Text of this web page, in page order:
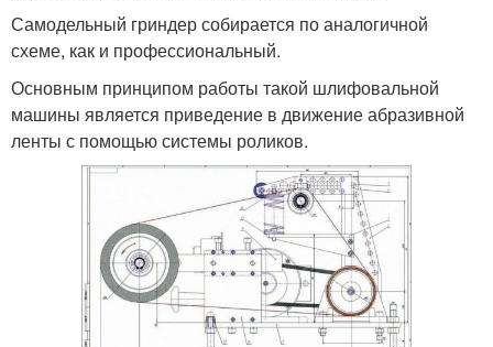
Самодельный гриндер собирается по аналогичной
схеме, как и профессиональный.
Основным принципом работы такой шлифовальной
машины является приведение в движение абразивной
ленты с помощью системы роликов.